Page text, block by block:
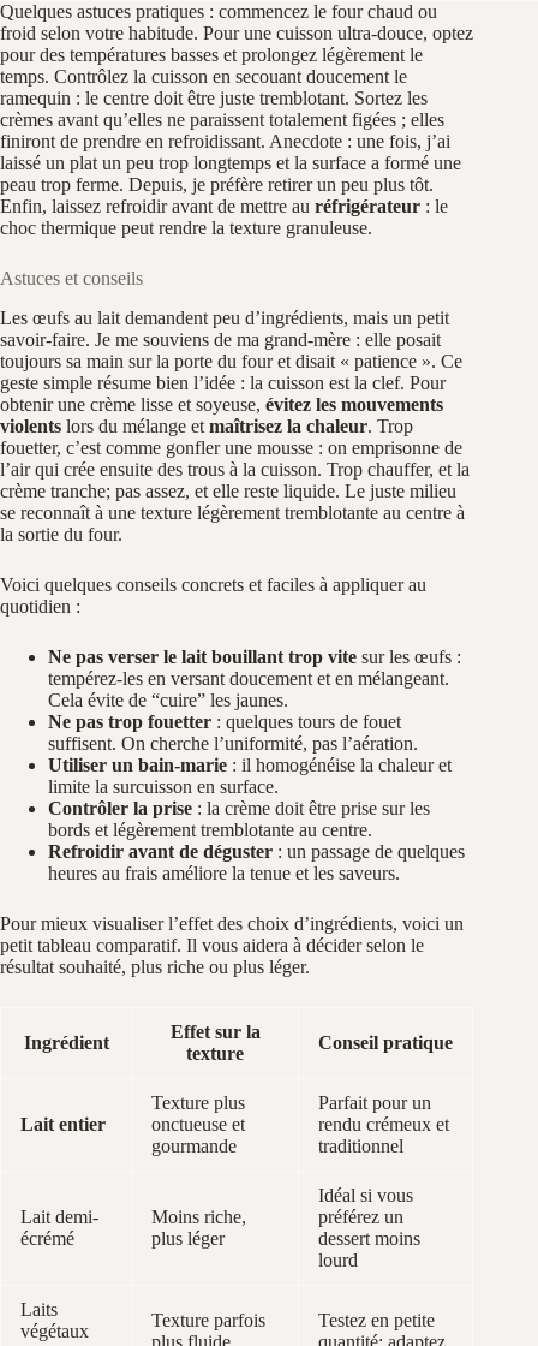
Quelques astuces pratiques : commencez le four chaud ou
froid selon votre habitude. Pour une cuisson ultra-douce, optez
pour des températures basses et prolongez légèrement le
temps. Contrôlez la cuisson en secouant doucement le
ramequin : le centre doit être juste tremblotant. Sortez les
crèmes avant qu’elles ne paraissent totalement figées ; elles
finiront de prendre en refroidissant. Anecdote : une fois, j’ai
laissé un plat un peu trop longtemps et la surface a formé une
peau trop ferme. Depuis, je préfère retirer un peu plus tôt.
Enfin, laissez refroidir avant de mettre au réfrigérateur : le
choc thermique peut rendre la texture granuleuse.
Astuces et conseils
Les œufs au lait demandent peu d’ingrédients, mais un petit
savoir-faire. Je me souviens de ma grand-mère : elle posait
toujours sa main sur la porte du four et disait « patience ». Ce
geste simple résume bien l’idée : la cuisson est la clef. Pour
obtenir une crème lisse et soyeuse, évitez les mouvements
violents lors du mélange et maîtrisez la chaleur. Trop
fouetter, c’est comme gonfler une mousse : on emprisonne de
l’air qui crée ensuite des trous à la cuisson. Trop chauffer, et la
crème tranche; pas assez, et elle reste liquide. Le juste milieu
se reconnaît à une texture légèrement tremblotante au centre à
la sortie du four.
Voici quelques conseils concrets et faciles à appliquer au
quotidien :
Ne pas verser le lait bouillant trop vite sur les œufs :
tempérez-les en versant doucement et en mélangeant.
Cela évite de “cuire” les jaunes.
Ne pas trop fouetter : quelques tours de fouet
suffisent. On cherche l’uniformité, pas l’aération.
Utiliser un bain-marie : il homogénéise la chaleur et
limite la surcuisson en surface.
Contrôler la prise : la crème doit être prise sur les
bords et légèrement tremblotante au centre.
Refroidir avant de déguster : un passage de quelques
heures au frais améliore la tenue et les saveurs.
Pour mieux visualiser l’effet des choix d’ingrédients, voici un
petit tableau comparatif. Il vous aidera à décider selon le
résultat souhaité, plus riche ou plus léger.
Ingrédient
Effet sur la
texture
Conseil pratique
Lait entier
Texture plus
onctueuse et
gourmande
Parfait pour un
rendu crémeux et
traditionnel
Lait demi-
écrémé
Moins riche,
plus léger
Idéal si vous
préférez un
dessert moins
lourd
Laits
végétaux
Texture parfois
plus fluide,
Testez en petite
quantité; adaptez